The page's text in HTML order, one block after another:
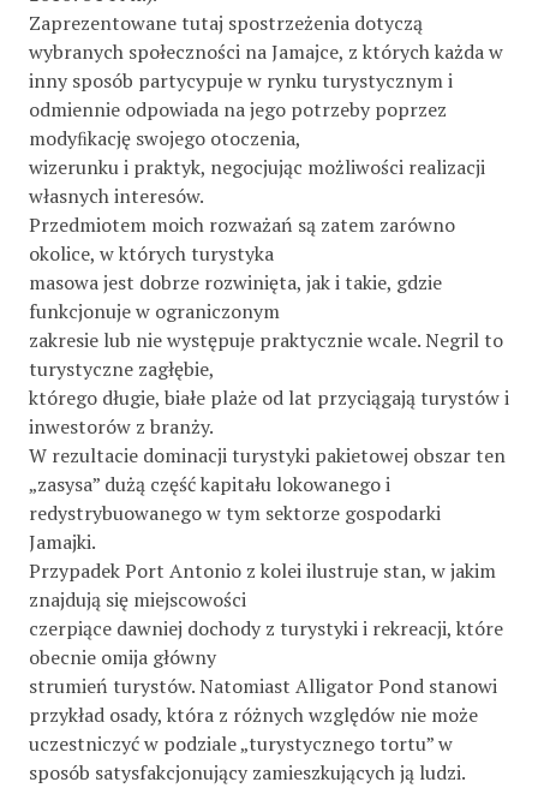
Zaprezentowane tutaj spostrzeżenia dotyczą
wybranych społeczności na Jamajce, z których każda w
inny sposób partycypuje w rynku turystycznym i
odmiennie odpowiada na jego potrzeby poprzez
modyﬁkację swojego otoczenia,
wizerunku i praktyk, negocjując możliwości realizacji
własnych interesów.
Przedmiotem moich rozważań są zatem zarówno
okolice, w których turystyka
masowa jest dobrze rozwinięta, jak i takie, gdzie
funkcjonuje w ograniczonym
zakresie lub nie występuje praktycznie wcale. Negril to
turystyczne zagłębie,
którego długie, białe plaże od lat przyciągają turystów i
inwestorów z branży.
W rezultacie dominacji turystyki pakietowej obszar ten
„zasysa” dużą część kapitału lokowanego i
redystrybuowanego w tym sektorze gospodarki
Jamajki.
Przypadek Port Antonio z kolei ilustruje stan, w jakim
znajdują się miejscowości
czerpiące dawniej dochody z turystyki i rekreacji, które
obecnie omija główny
strumień turystów. Natomiast Alligator Pond stanowi
przykład osady, która z różnych względów nie może
uczestniczyć w podziale „turystycznego tortu” w
sposób satysfakcjonujący zamieszkujących ją ludzi.